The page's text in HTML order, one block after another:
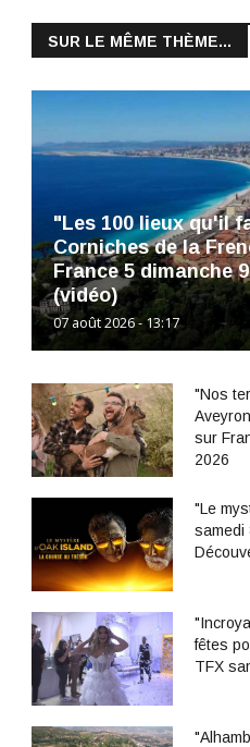
SUR LE MÊME THÈME...
"Les 100 lieux qu'il
Corniches de la
France 5 dimanche
(vidéo)
07 août 2026 - 13:17
"Nos
sur
2026
"Le
samedi
fêtes
TFX